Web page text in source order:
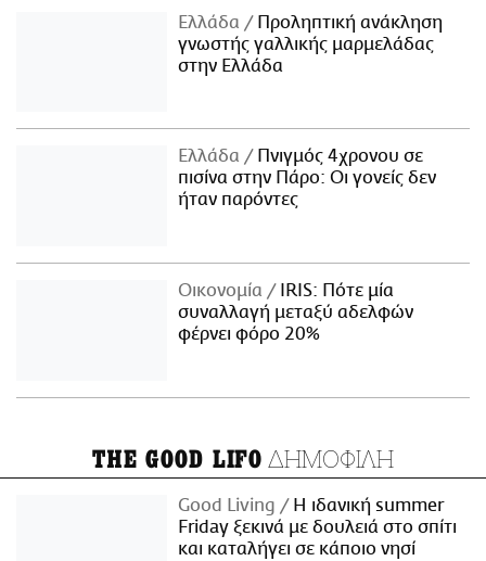
Ελλάδα
Προληπτική ανάκληση
γνωστής γαλλικής μαρμελάδας
στην Ελλάδα
Ελλάδα
Πνιγμός 4χρονου σε
πισίνα στην Πάρο: Οι γονείς δεν
ήταν παρόντες
Οικονομία
IRIS: Πότε μία
συναλλαγή μεταξύ αδελφών
φέρνει φόρο 20%
THE GOOD LIFO ΔΗΜΟΦΙΛΗ
Good Living
Η ιδανική summer
Friday ξεκινά με δουλειά στο σπίτι
και καταλήγει σε κάποιο νησί